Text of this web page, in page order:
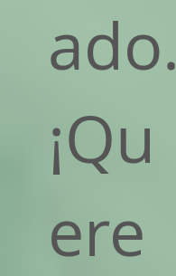
ado.
¡Qu
ere